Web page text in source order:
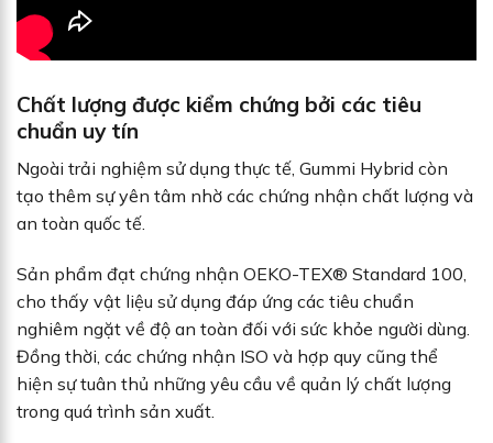
Chất lượng được kiểm chứng bởi các tiêu
chuẩn uy tín
Ngoài trải nghiệm sử dụng thực tế, Gummi Hybrid còn
tạo thêm sự yên tâm nhờ các chứng nhận chất lượng và
an toàn quốc tế.
Sản phẩm đạt chứng nhận OEKO-TEX® Standard 100,
cho thấy vật liệu sử dụng đáp ứng các tiêu chuẩn
nghiêm ngặt về độ an toàn đối với sức khỏe người dùng.
Đồng thời, các chứng nhận ISO và hợp quy cũng thể
hiện sự tuân thủ những yêu cầu về quản lý chất lượng
trong quá trình sản xuất.